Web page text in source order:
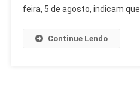
Avança
feira, 5 de agosto, indicam
Continue Lendo